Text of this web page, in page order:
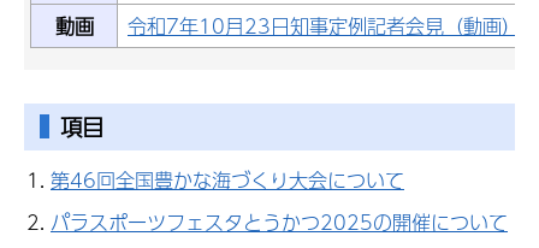
動画
令和7年10月23日知事定例記者会見（動画）
項目
第46回全国豊かな海づくり大会について
パラスポーツフェスタとうかつ2025の開催について